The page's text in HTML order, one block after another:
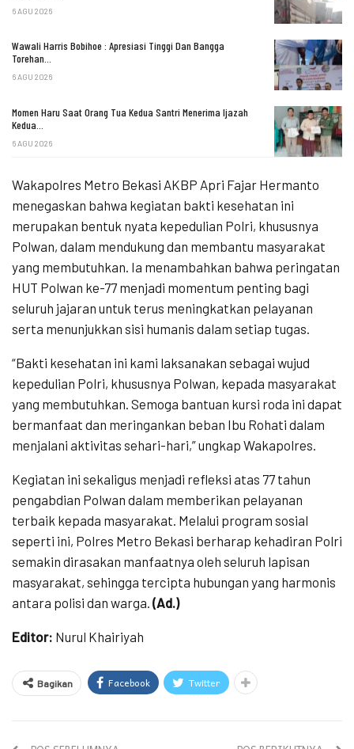
6 AGU 2026
Wawali Harris Bobihoe : Apresiasi Tinggi Dan Bangga
Torehan…
6 AGU 2026
Momen Haru Saat Orang Tua Kedua Santri Menerima Ijazah
Kedua…
6 AGU 2026
Wakapolres Metro Bekasi AKBP Apri Fajar Hermanto
menegaskan bahwa kegiatan bakti kesehatan ini
merupakan bentuk nyata kepedulian Polri, khususnya
Polwan, dalam mendukung dan membantu masyarakat
yang membutuhkan. Ia menambahkan bahwa peringatan
HUT Polwan ke-77 menjadi momentum penting bagi
seluruh jajaran untuk terus meningkatkan pelayanan
serta menunjukkan sisi humanis dalam setiap tugas.
“Bakti kesehatan ini kami laksanakan sebagai wujud
kepedulian Polri, khususnya Polwan, kepada masyarakat
yang membutuhkan. Semoga bantuan kursi roda ini dapat
bermanfaat dan meringankan beban Ibu Rohati dalam
menjalani aktivitas sehari-hari,” ungkap Wakapolres.
Kegiatan ini sekaligus menjadi refleksi atas 77 tahun
pengabdian Polwan dalam memberikan pelayanan
terbaik kepada masyarakat. Melalui program sosial
seperti ini, Polres Metro Bekasi berharap kehadiran Polri
semakin dirasakan manfaatnya oleh seluruh lapisan
masyarakat, sehingga tercipta hubungan yang harmonis
antara polisi dan warga. (Ad.)
Editor: Nurul Khairiyah
Bagikan Facebook Twitter